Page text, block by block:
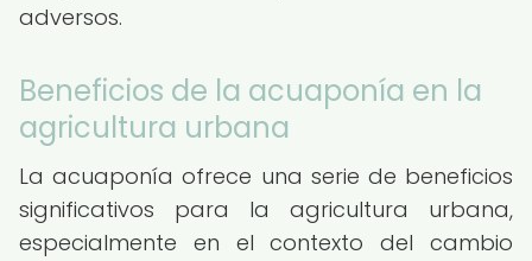
adversos.
Beneficios de la acuaponía en la
agricultura urbana
La acuaponía ofrece una serie de beneficios
significativos para la agricultura urbana,
especialmente en el contexto del cambio